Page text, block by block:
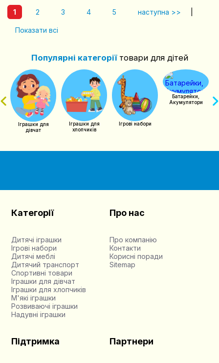
1 2 3 4 5 наступна >>
Показати всі
Популярні категоріїтовари для дітей
Іграшки для
дівчат
Іграшки для
хлопчиків
Ігрові набори
Батарейки,
Акумулятори
Категорії
Дитячі іграшки
Ігрові набори
Дитячі меблі
Дитячий транспорт
Спортивні товари
Іграшки для дівчат
Іграшки для хлопчиків
М'які іграшки
Розвиваючі іграшки
Надувні іграшки
Про нас
Про компанію
Контакти
Корисні поради
Sitemap
Підтримка Партнери